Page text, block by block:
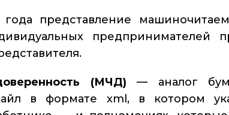
представление
предпринимателей
(МЧД) — аналог
в формате xml, в котором